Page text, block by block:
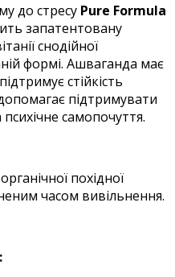
до стресу Pure Formula
запатентовану
снодійної
формі. Ашваганда має
стійкість
підтримувати
самопочуття.
похідної
часом вивільнення.